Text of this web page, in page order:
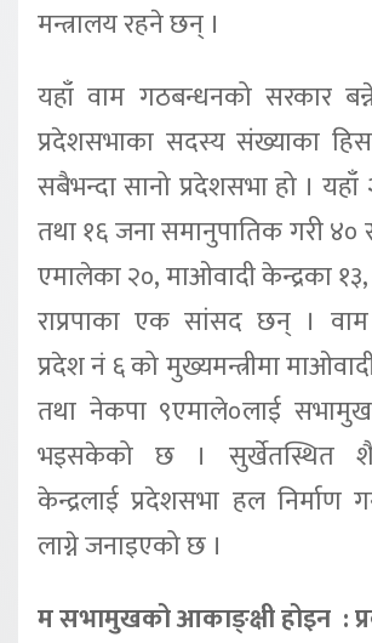
मन्त्रालय रहने छन् ।
यहाँ वाम गठबन्धनको सरकार
प्रदेशसभाका सदस्य संख्याका
सबैभन्दा सानो प्रदेशसभा हो । यहाँ
तथा १६ जना समानुपातिक गरी ४०
एमालेका २०, माओवादी केन्द्रका
राप्रपाका एक सांसद छन् ।
प्रदेश नं ६ को मुख्यमन्त्रीमा
तथा नेकपा ९एमाले०लाई
भइसकेको छ । सुर्खेतस्थित
केन्द्रलाई प्रदेशसभा हल निर्माण
लाग्ने जनाइएको छ ।
म सभामुखको आकाङ्क्षी होइन :